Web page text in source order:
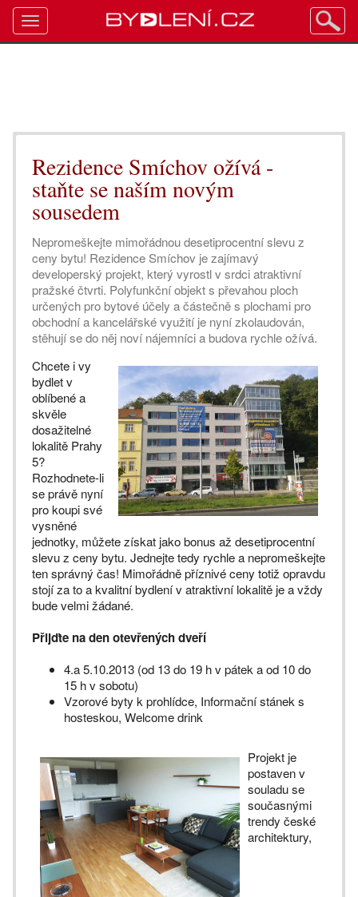
Rezidence Smíchov ožívá -
staňte se naším novým
sousedem
Nepromeškejte mimořádnou desetiprocentní slevu z
ceny bytu! Rezidence Smíchov je zajímavý
developerský projekt, který vyrostl v srdci atraktivní
pražské čtvrti. Polyfunkční objekt s převahou ploch
určených pro bytové účely a částečně s plochami pro
obchodní a kancelářské využití je nyní zkolaudován,
stěhují se do něj noví nájemníci a budova rychle ožívá.
Chcete i vy
bydlet v
oblíbené a
skvěle
dosažitelné
lokalitě Prahy
5?
Rozhodnete-li
se právě nyní
pro koupi své
vysněné
jednotky, můžete získat jako bonus až desetiprocentní
slevu z ceny bytu. Jednejte tedy rychle a nepromeškejte
ten správný čas! Mimořádně příznivé ceny totiž opravdu
stojí za to a kvalitní bydlení v atraktivní lokalitě je a vždy
bude velmi žádané.
Přijďte na den otevřených dveří
4.a 5.10.2013 (od 13 do 19 h v pátek a od 10 do
15 h v sobotu)
Vzorové byty k prohlídce, Informační stánek s
hosteskou, Welcome drink
Projekt je
postaven v
souladu se
současnými
trendy české
architektury,
Toggle
navigation